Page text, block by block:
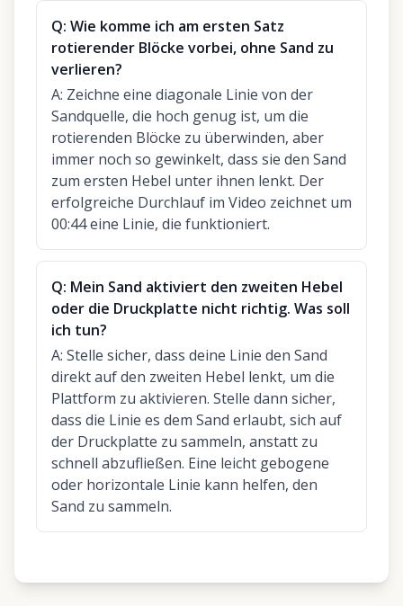
Q: Wie komme ich am ersten Satz
rotierender Blöcke vorbei, ohne Sand zu
verlieren?
A: Zeichne eine diagonale Linie von der
Sandquelle, die hoch genug ist, um die
rotierenden Blöcke zu überwinden, aber
immer noch so gewinkelt, dass sie den Sand
zum ersten Hebel unter ihnen lenkt. Der
erfolgreiche Durchlauf im Video zeichnet um
00:44 eine Linie, die funktioniert.
Q: Mein Sand aktiviert den zweiten Hebel
oder die Druckplatte nicht richtig. Was soll
ich tun?
A: Stelle sicher, dass deine Linie den Sand
direkt auf den zweiten Hebel lenkt, um die
Plattform zu aktivieren. Stelle dann sicher,
dass die Linie es dem Sand erlaubt, sich auf
der Druckplatte zu sammeln, anstatt zu
schnell abzufließen. Eine leicht gebogene
oder horizontale Linie kann helfen, den
Sand zu sammeln.